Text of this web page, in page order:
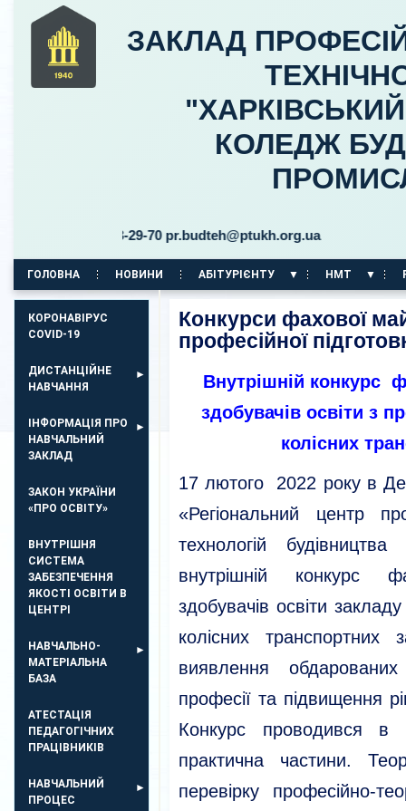
ЗАКЛАД
КОЛЕДЖ
853-29-70 pr.budteh@ptukh.org.ua
ГОЛОВНА НОВИНИ АБІТУРІЄНТУ НМТ
КОРОНАВІРУС
COVID-19
ДИСТАНЦІЙНЕ
НАВЧАННЯ
ІНФОРМАЦІЯ ПРО
НАВЧАЛЬНИЙ
ЗАКЛАД
ЗАКОН УКРАЇНИ
«ПРО ОСВІТУ»
ВНУТРІШНЯ
СИСТЕМА
ЗАБЕЗПЕЧЕННЯ
ЯКОСТІ ОСВІТИ В
ЦЕНТРІ
НАВЧАЛЬНО-
МАТЕРІАЛЬНА
БАЗА
АТЕСТАЦІЯ
ПЕДАГОГІЧНИХ
ПРАЦІВНИКІВ
НАВЧАЛЬНИЙ
ПРОЦЕС
Конкурси фахової
професійної
Внутрішній конкурс
здобувачів освіти з
колісних
17 лютого 2022 року в
«Регіональний центр
технологій
внутрішній конкурс
здобувачів освіти
колісних
виявлення
професії та підвищення
Конкурс проводився
практична частини.
перевірку професійно-